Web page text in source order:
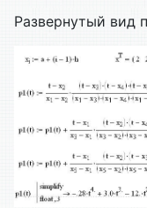
Развернутый вид